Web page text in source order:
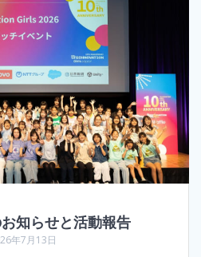
知らせと活動報告
年7月13日